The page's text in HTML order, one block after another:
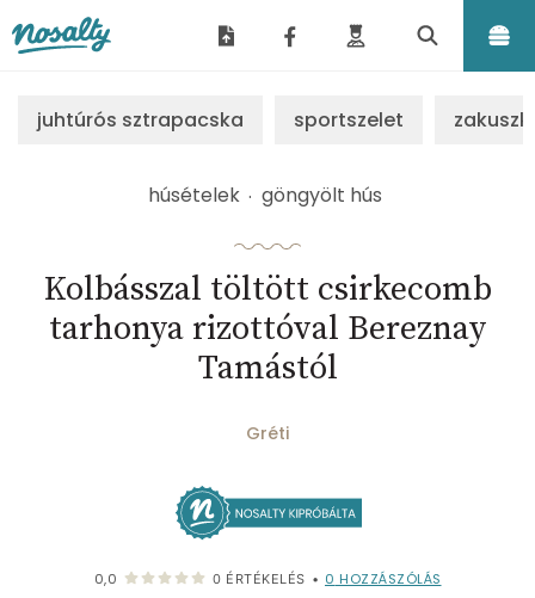
juhtúrós sztrapacska sportszelet
húsételek göngyölt hús
Kolbásszal töltött csirkecomb
tarhonya rizottóval Bereznay
Tamástól
Gréti
0,0 0 ÉRTÉKELÉS • 0 HOZZÁSZÓLÁS